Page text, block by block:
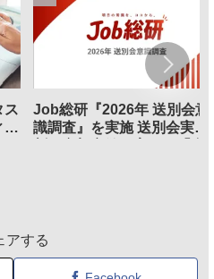
ス
ン
Job総研『2026年 送別会意
識調査』を実施 送別会実施
アする